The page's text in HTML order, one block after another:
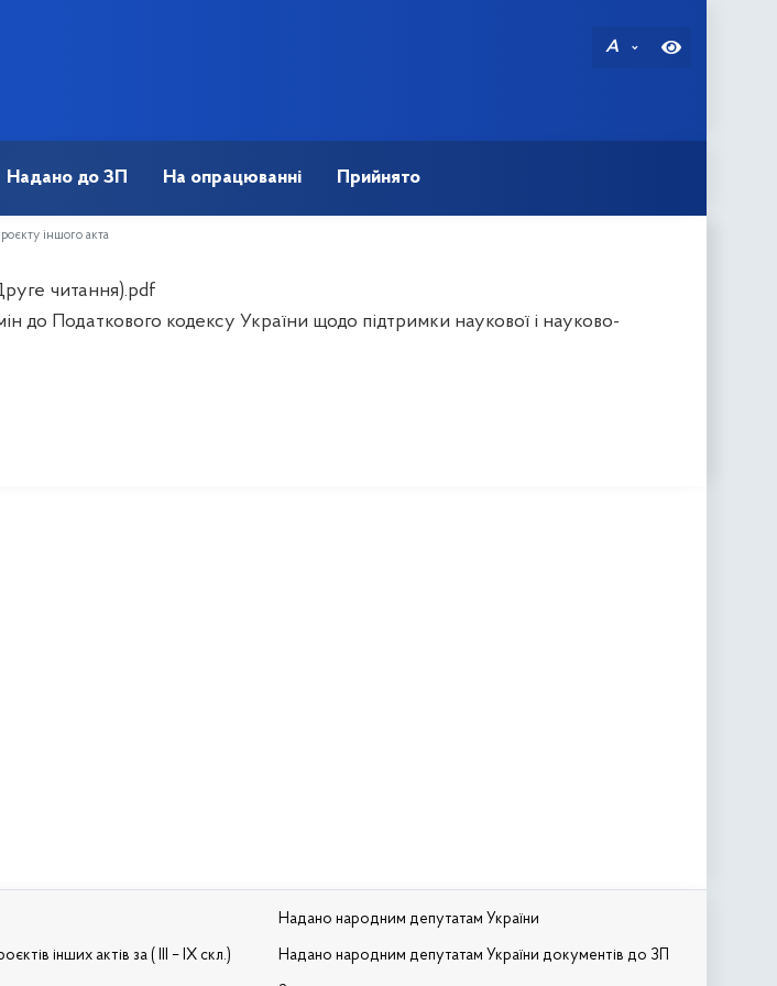
A
Надано до ЗП На опрацюванні Прийнято
іншого акта
читання).pdf
до Податкового кодексу України щодо підтримки наукової і науково-
інших актів за ( III – IX скл.)
Надано народним депутатам України
Надано народним депутатам України документів до ЗП